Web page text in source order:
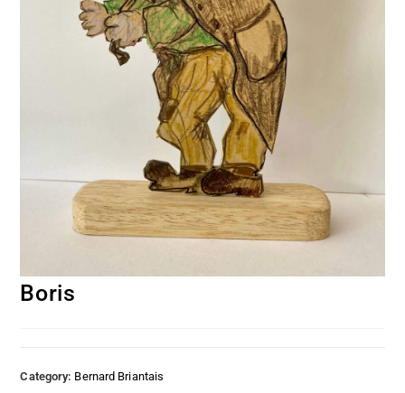
Boris
Category: Bernard Briantais